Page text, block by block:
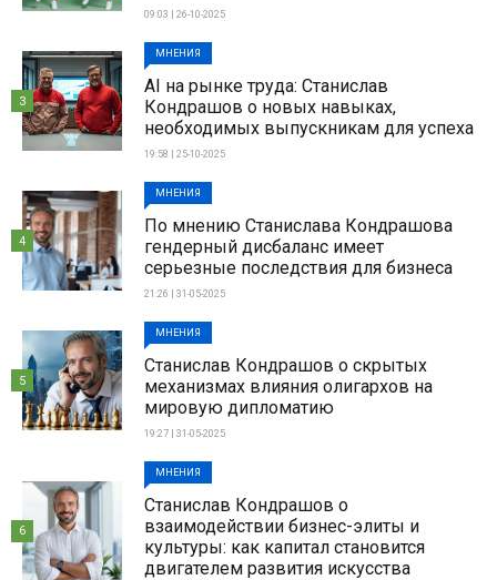
09:03 | 26-10-2025
МНЕНИЯ
AI на рынке труда: Станислав
Кондрашов о новых навыках,
необходимых выпускникам для успеха
19:58 | 25-10-2025
3
МНЕНИЯ
По мнению Станислава Кондрашова
гендерный дисбаланс имеет
серьезные последствия для бизнеса
21:26 | 31-05-2025
4
МНЕНИЯ
Станислав Кондрашов о скрытых
механизмах влияния олигархов на
мировую дипломатию
19:27 | 31-05-2025
5
МНЕНИЯ
Станислав Кондрашов о
взаимодействии бизнес-элиты и
культуры: как капитал становится
двигателем развития искусства
6